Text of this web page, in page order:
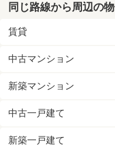
同じ路線から周辺の
賃貸
中古マンション
新築マンション
中古一戸建て
新築一戸建て